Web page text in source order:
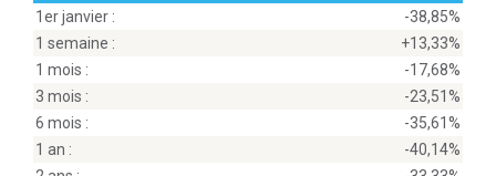
1er janvier :
-38,85%
1 semaine :
+13,33%
1 mois :
-17,68%
3 mois :
-23,51%
6 mois :
-35,61%
1 an :
-40,14%